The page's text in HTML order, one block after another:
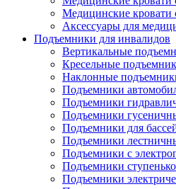
Медицинские кровати
Аксессуары для
Подъемники для инвалидов
Вертикальные
Кресельные
Наклонные
Подъемники
Подъемники
Подъемники
Подъемники для
Подъемники
Подъемники с
Подъемники
Подъемники